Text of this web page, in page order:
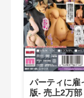
パーティに雇
版- 売上2万